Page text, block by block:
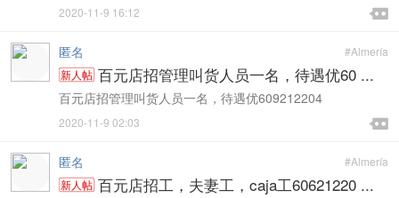

2020-11-9 16:12 
#Almería
匿名
新人帖 百元店招管理叫货人员一名，待遇优60 ...
百元店招管理叫货人员一名，待遇优609212204

2020-11-9 02:03 
#Almería
匿名
新人帖 百元店招工，夫妻工，caja工60621220 ...